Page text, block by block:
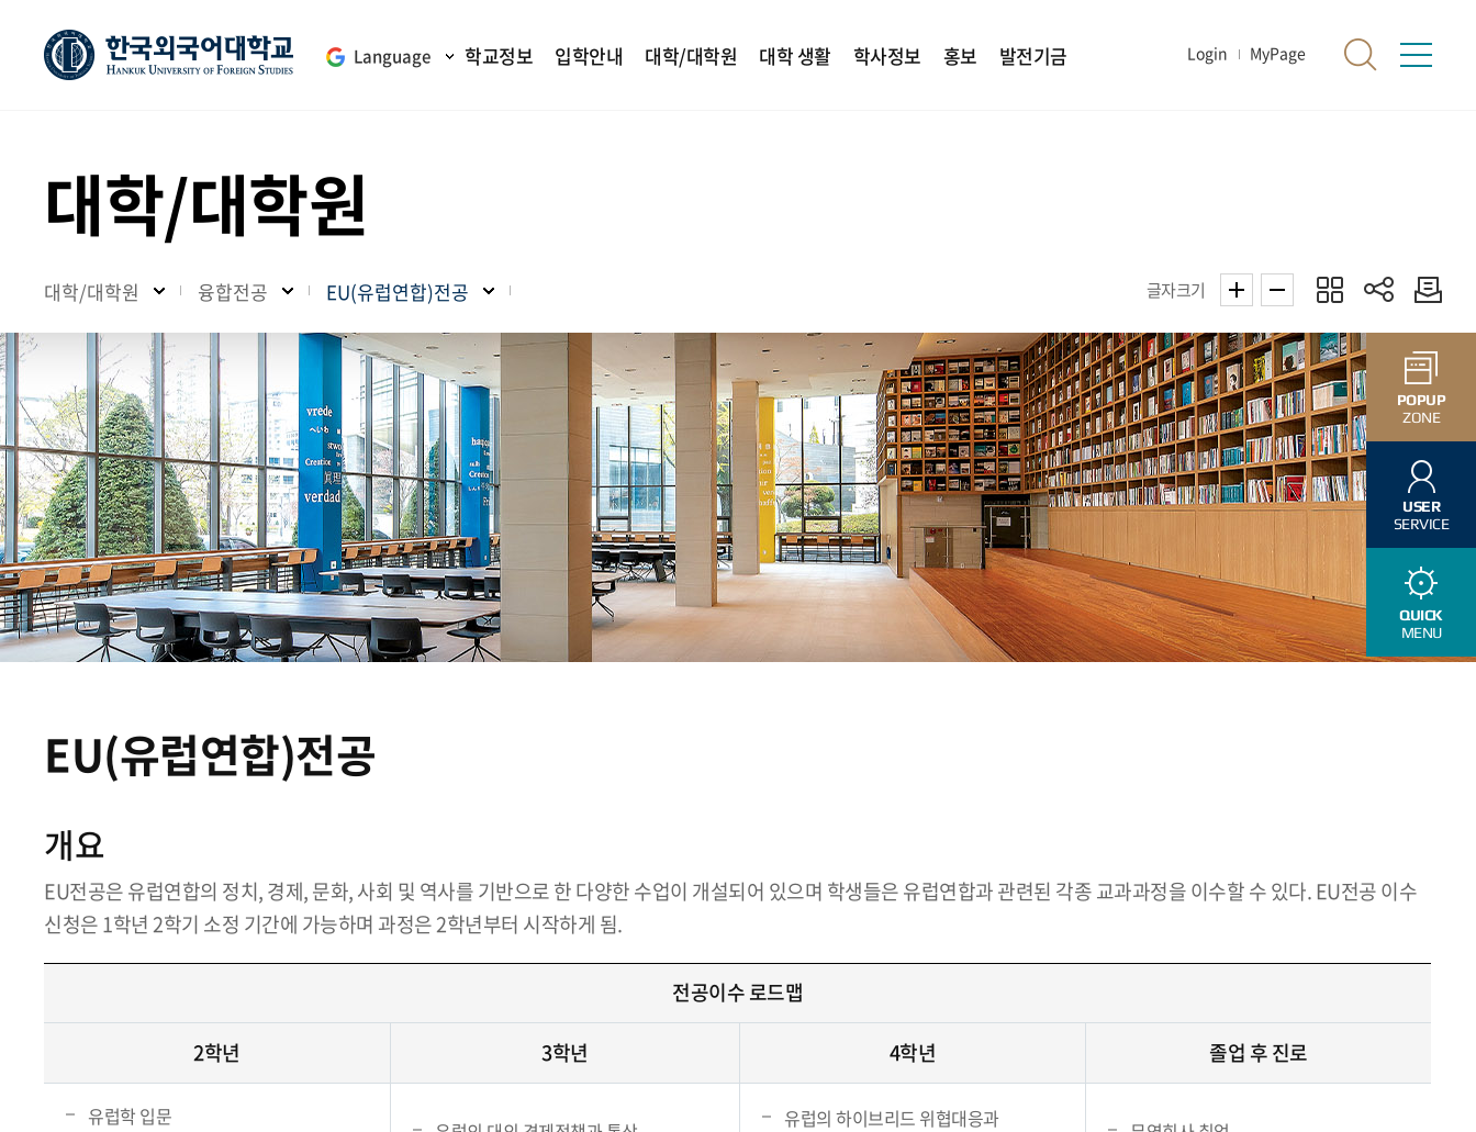
Language 학교정보 입학안내 대학/대학원 대학 생활 학사정보 홍보 발전기금 Login MyPage
POPUP
ZONE
USER
SERVICE
QUICK
MENU
대학/대학원
대학/대학원 융합전공 EU(유럽연합)전공 글자크기
EU(유럽연합)전공
개요
EU전공은 유럽연합의 정치, 경제, 문화, 사회 및 역사를 기반으로 한 다양한 수업이 개설되어 있으며 학생들은 유럽연합과 관련된 각종 교과과정을 이수할 수 있다. EU전공 이수
신청은 1학년 2학기 소정 기간에 가능하며 과정은 2학년부터 시작하게 됨.
전공이수 로드맵
2학년 3학년 4학년 졸업 후 진로
유럽학 입문
유럽의 하이브리드 위협대응과